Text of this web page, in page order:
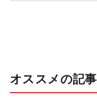
オススメの記事